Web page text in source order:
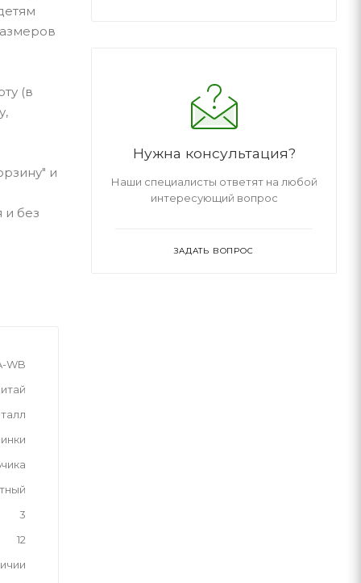
(в
и
и без
WB
3
12
Нужна консультация?
Наши специалисты ответят на любой
интересующий вопрос
ЗАДАТЬ ВОПРОС